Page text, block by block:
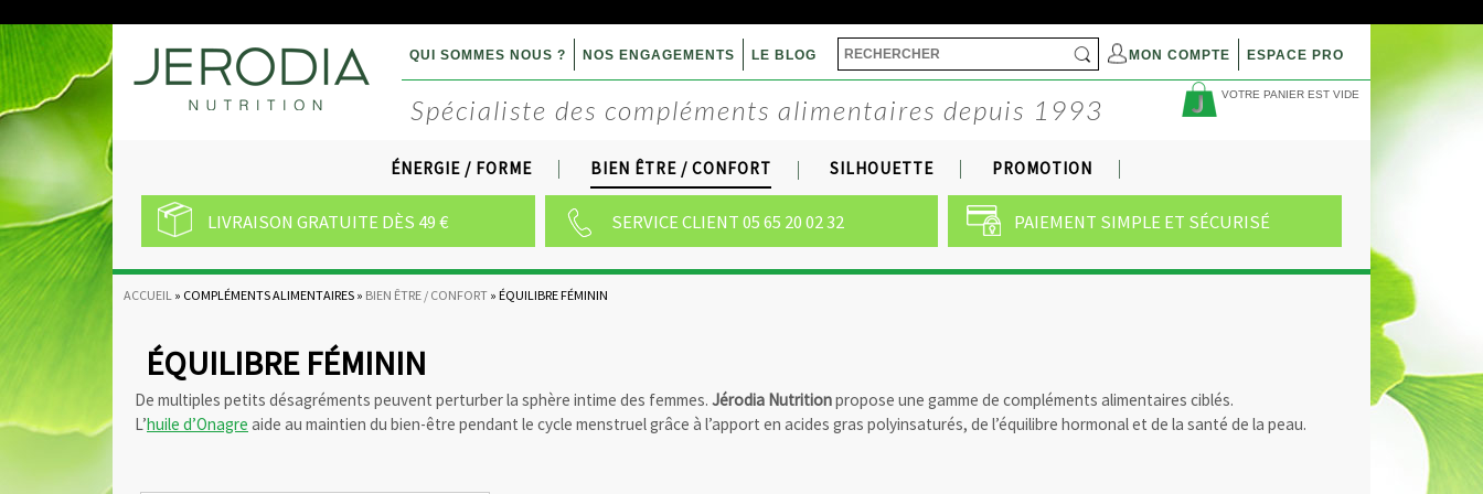
au
contenu
principal
QUI SOMMES NOUS ? NOS ENGAGEMENTS LE BLOG
Chercher
dans
MON COMPTE ESPACE PRO
VOTRE PANIER EST VIDE
J
R
O
D
I
A
u
Spécialiste des compléments alimentaires depuis 1993
ÉNERGIE / FORME BIEN ÊTRE / CONFORT SILHOUETTE PROMOTION
LIVRAISON GRATUITE DÈS 49 € SERVICE CLIENT 05 65 20 02 32 PAIEMENT SIMPLE ET SÉCURISÉ
ÊTES
ACCUEIL » COMPLÉMENTS ALIMENTAIRES » BIEN ÊTRE / CONFORT » ÉQUILIBRE FÉMININ
ÉQUILIBRE FÉMININ
De multiples petits désagréments peuvent perturber la sphère intime des femmes. Jérodia Nutritionpropose une gamme de compléments alimentaires ciblés.
L’huile d’Onagre aide au maintien du bien-être pendant le cycle menstruel grâce à l’apport en acides gras polyinsaturés, de l’équilibre hormonal et de la santé de la peau.